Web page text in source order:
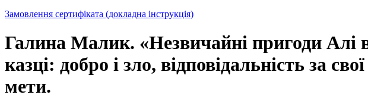
Замовлення сертифіката (докладна інструкція)
Галина Малик. «Незвичайні пригоди Алі
казці: добро і зло, відповідальність за
мети.